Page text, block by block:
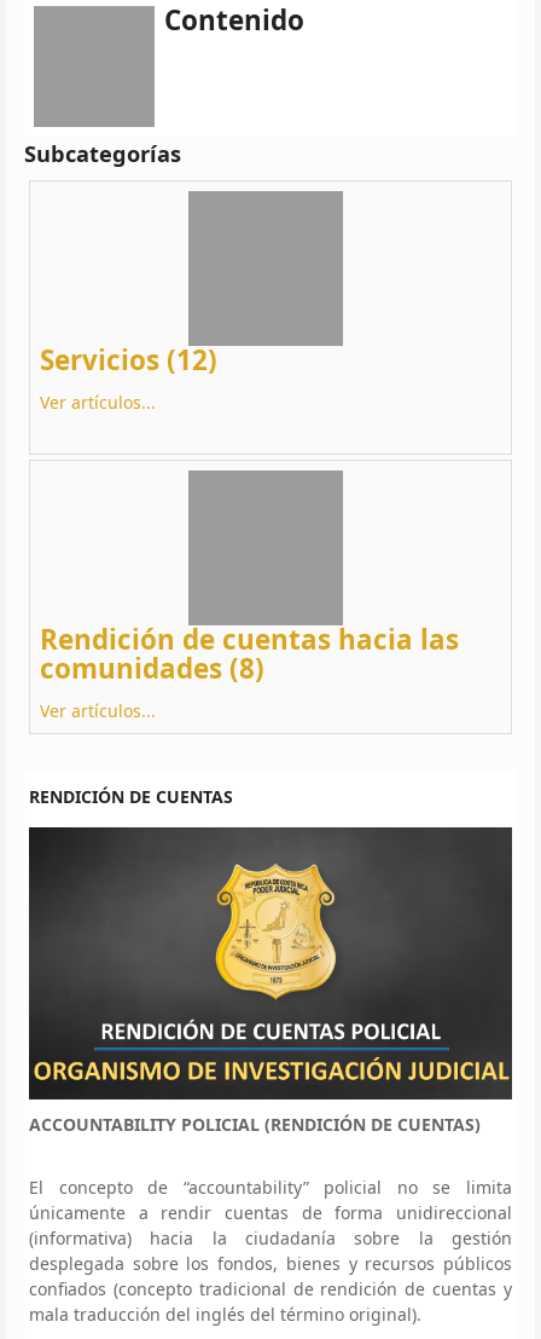
Contenido
Subcategorías
Servicios (12)
Ver artículos...
Rendición de cuentas hacia las
comunidades (8)
Ver artículos...
RENDICIÓN DE CUENTAS
ACCOUNTABILITY POLICIAL (RENDICIÓN DE CUENTAS)
El concepto de “accountability” policial no se limita
únicamente a rendir cuentas de forma unidireccional
(informativa) hacia la ciudadanía sobre la gestión
desplegada sobre los fondos, bienes y recursos públicos
confiados (concepto tradicional de rendición de cuentas y
mala traducción del inglés del término original).